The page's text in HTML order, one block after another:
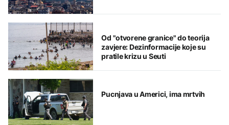
Od "otvorene granice" do teorija
zavjere: Dezinformacije koje su
pratile krizu u Seuti
Pucnjava u Americi, ima mrtvih